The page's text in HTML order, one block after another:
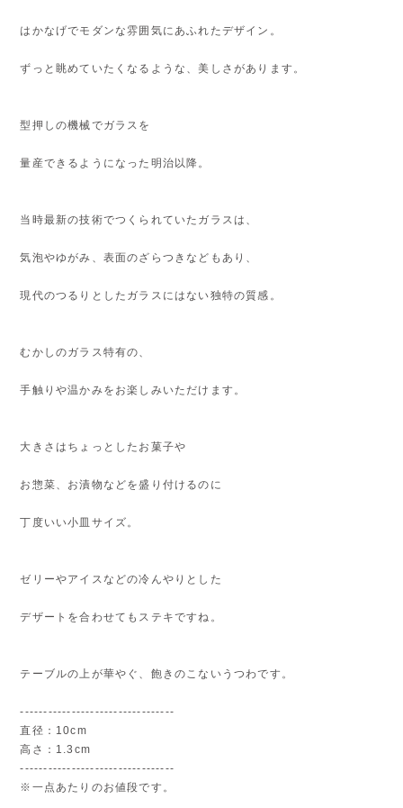
はかなげでモダンな雰囲気にあふれたデザイン。
ずっと眺めていたくなるような、美しさがあります。
型押しの機械でガラスを
量産できるようになった明治以降。
当時最新の技術でつくられていたガラスは、
気泡やゆがみ、表面のざらつきなどもあり、
現代のつるりとしたガラスにはない独特の質感。
むかしのガラス特有の、
手触りや温かみをお楽しみいただけます。
大きさはちょっとしたお菓子や
お惣菜、お漬物などを盛り付けるのに
丁度いい小皿サイズ。
ゼリーやアイスなどの冷んやりとした
デザートを合わせてもステキですね。
テーブルの上が華やぐ、飽きのこないうつわです。
---------------------------------
直径：10cm
高さ：1.3cm
---------------------------------
※一点あたりのお値段です。